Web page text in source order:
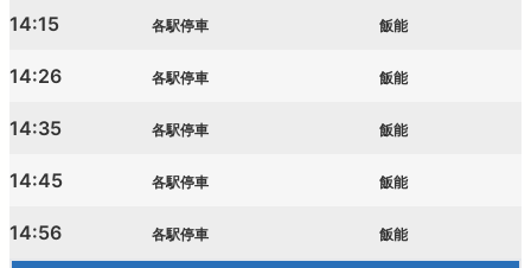
14:15 各駅停車 飯能
14:26 各駅停車 飯能
14:35 各駅停車 飯能
14:45 各駅停車 飯能
14:56 各駅停車 飯能